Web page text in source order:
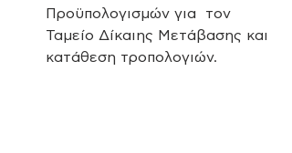
Προϋπολογισμών για  τον
Ταμείο Δίκαιης Μετάβασης και
κατάθεση τροπολογιών.